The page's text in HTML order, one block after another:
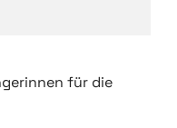
für die